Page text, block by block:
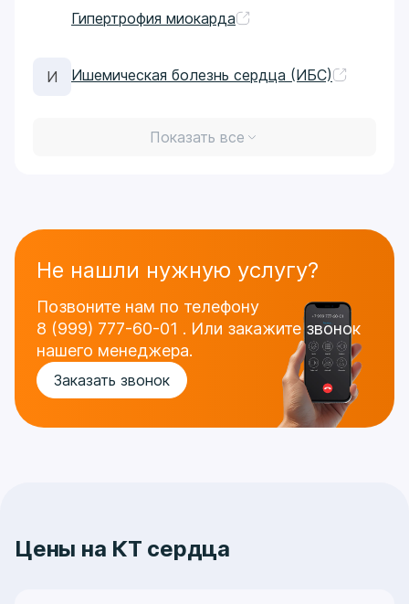
Гипертрофия миокарда
И Ишемическая болезнь сердца (ИБС)
Показать все
Заказать звонок
Не нашли нужную услугу?
Позвоните нам по телефону
8 (999) 777-60-01 . Или закажите звонок
нашего менеджера.
Цены на КТ сердца